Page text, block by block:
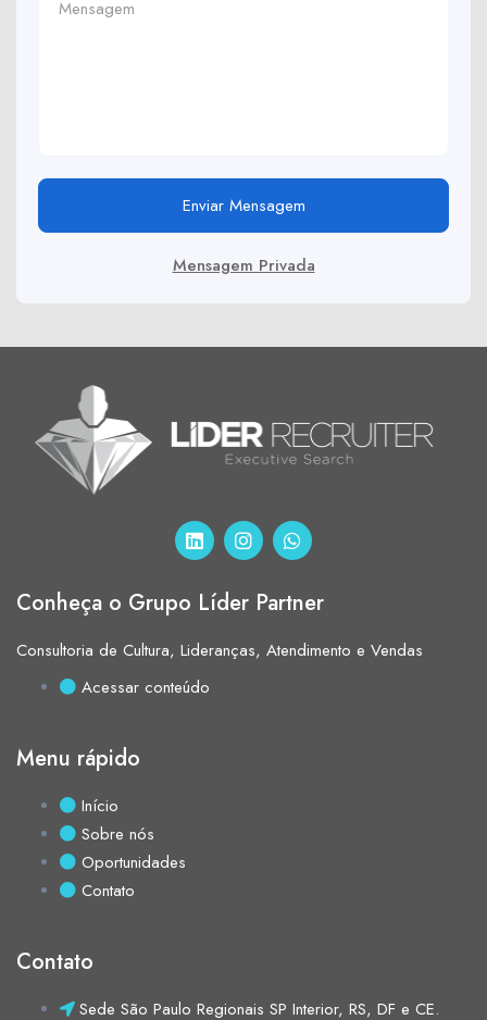
Enviar Mensagem
Mensagem Privada
Conheça o Grupo Líder Partner
Consultoria de Cultura, Lideranças, Atendimento e Vendas
Acessar conteúdo
Menu rápido
Início
Sobre nós
Oportunidades
Contato
Contato
Sede São Paulo Regionais SP Interior, RS, DF e CE.